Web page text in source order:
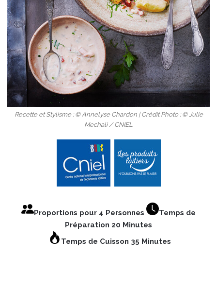
Recette et Stylisme : © Annelyse Chardon | Crédit Photo : © Julie
Mechali / CNIEL
Proportions pour 4 Personnes
Temps de
Préparation 20 Minutes
Temps de Cuisson 35 Minutes